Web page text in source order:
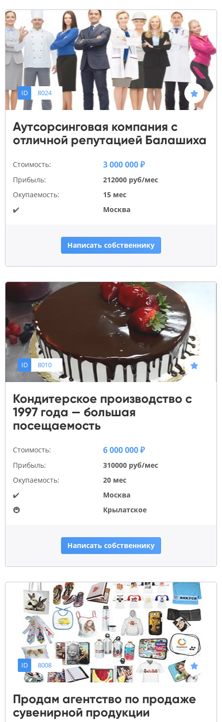
ID 8024
Аутсорсинговая компания с
отличной репутацией Балашиха
Стоимость: 3 000 000 ₽
Прибыль:
212000 руб/мес
Окупаемость:
15 мес
✔️
Москва
Написать собственнику
ID 8010
Кондитерское производство с
1997 года — большая
посещаемость
Стоимость: 6 000 000 ₽
Прибыль:
310000 руб/мес
Окупаемость:
20 мес
✔️
Москва
🚇
Крылатское
Написать собственнику
ID 8008
Продам агентство по продаже
сувенирной продукции